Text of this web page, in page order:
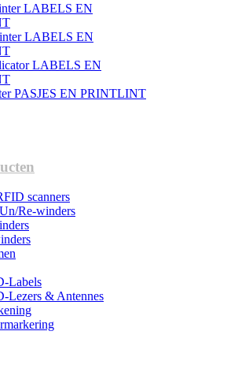
LABELS EN
LABELS EN
LABELS EN
PASJES EN PRINTLINT
scanners
Re-winders
Labels
Lezers & Antennes